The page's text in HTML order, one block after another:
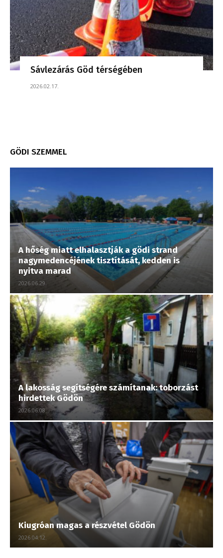
Sávlezárás Göd térségében
2026.02.17.
GÖDI SZEMMEL
A hőség miatt elhalasztják a gödi strand
nagymedencéjének tisztítását, kedden is
nyitva marad
2026.06.29.
A lakosság segítségére számítanak: toborzást
hirdettek Gödön
2026.06.08.
Kiugróan magas a részvétel Gödön
2026.04.12.